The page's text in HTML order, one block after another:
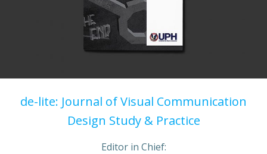
de-lite: Journal of Visual Communication
Design Study & Practice
Editor in Chief: